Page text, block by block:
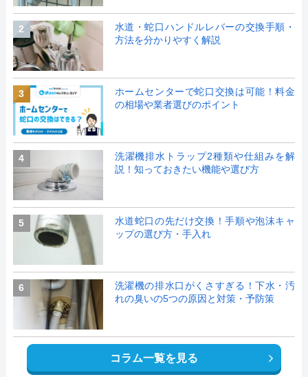
2
水道・蛇口ハンドルレバーの交換手順・
方法を分かりやすく解説
3
ホームセンターで蛇口交換は可能！料金
の相場や業者選びのポイント
4
洗濯機排水トラップ2種類や仕組みを解
説！知っておきたい機能や選び方
5
水道蛇口の先だけ交換！手順や泡沫キャ
ップの選び方・手入れ
6
洗濯機の排水口がくさすぎる！下水・汚
れの臭いの5つの原因と対策・予防策
コラム一覧を見る